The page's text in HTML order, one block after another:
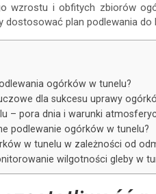
wzrostu i obfitych zbiorów
plan podlewania do
ogórków w tunelu?
dla sukcesu uprawy
– pora dnia i warunki
podlewanie ogórków w tunelu?
w tunelu w zależności od
wilgotności gleby w